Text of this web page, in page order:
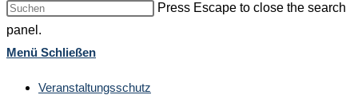
Press Escape to close the search
panel.
Menü Schließen
Veranstaltungsschutz